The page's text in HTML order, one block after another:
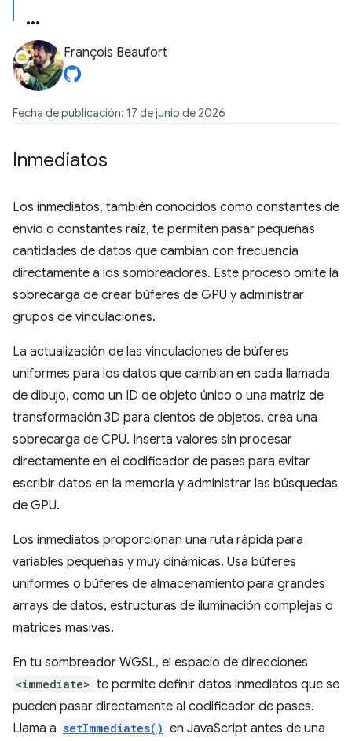
François Beaufort
Fecha de publicación: 17 de junio de 2026
Inmediatos
Los inmediatos, también conocidos como constantes de
envío o constantes raíz, te permiten pasar pequeñas
cantidades de datos que cambian con frecuencia
directamente a los sombreadores. Este proceso omite la
sobrecarga de crear búferes de GPU y administrar
grupos de vinculaciones.
La actualización de las vinculaciones de búferes
uniformes para los datos que cambian en cada llamada
de dibujo, como un ID de objeto único o una matriz de
transformación 3D para cientos de objetos, crea una
sobrecarga de CPU. Inserta valores sin procesar
directamente en el codificador de pases para evitar
escribir datos en la memoria y administrar las búsquedas
de GPU.
Los inmediatos proporcionan una ruta rápida para
variables pequeñas y muy dinámicas. Usa búferes
uniformes o búferes de almacenamiento para grandes
arrays de datos, estructuras de iluminación complejas o
matrices masivas.
En tu sombreador WGSL, el espacio de direcciones
<immediate> te permite definir datos inmediatos que se
pueden pasar directamente al codificador de pases.
Llama a setImmediates() en JavaScript antes de una